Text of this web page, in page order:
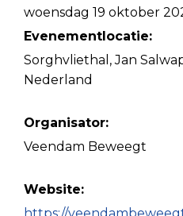
woensdag 19 oktober
Evenementlocatie:
Sorghvliethal, Jan
Nederland
Organisator:
Veendam Beweegt
Website: